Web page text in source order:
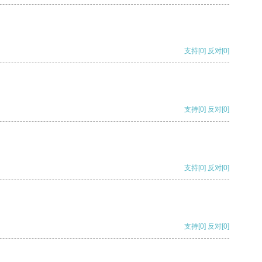
支持[0] 反对[0]
支持[0] 反对[0]
支持[0] 反对[0]
支持[0] 反对[0]